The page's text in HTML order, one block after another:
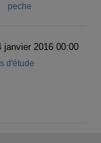
peche
janvier 2016 00:00
d'étude